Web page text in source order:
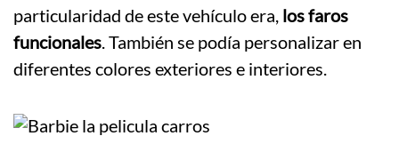
particularidad de este vehículo era, los faros
funcionales. También se podía personalizar en
diferentes colores exteriores e interiores.